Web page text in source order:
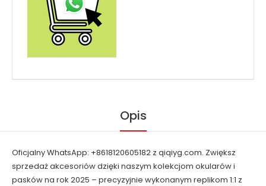
Opis
Oficjalny WhatsApp: +8618120605182 z qiqiyg.com. Zwiększ
sprzedaż akcesoriów dzięki naszym kolekcjom okularów i
pasków na rok 2025 – precyzyjnie wykonanym replikom 1:1 z